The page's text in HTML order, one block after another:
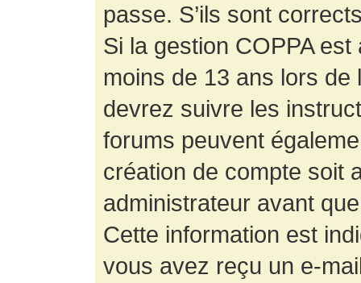
passe. S’ils sont
Si la gestion COPPA
moins de 13 ans lors de
devrez suivre les
forums peuvent
création de compte soit
administrateur avant
Cette information est
vous avez reçu un e-